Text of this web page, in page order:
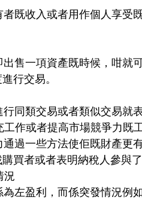
行交易。
進行同類交易或者類似交易就
作或者提高市場競爭力既
買者或者表明納稅人參與了
況